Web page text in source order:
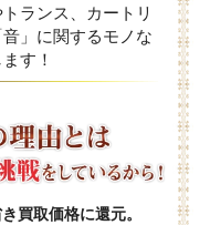
ランス、カートリ
」に関するモノな
す！
買取価格に還元。